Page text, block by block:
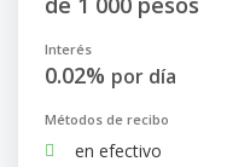
Interés
0.02% por día
Métodos de recibo
en efectivo